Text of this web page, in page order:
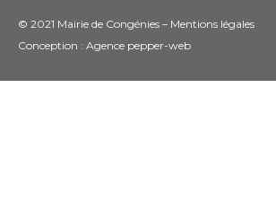
© 2021 Mairie de Congénies – Mentions légales
Conception : Agence pepper-web
Connexion